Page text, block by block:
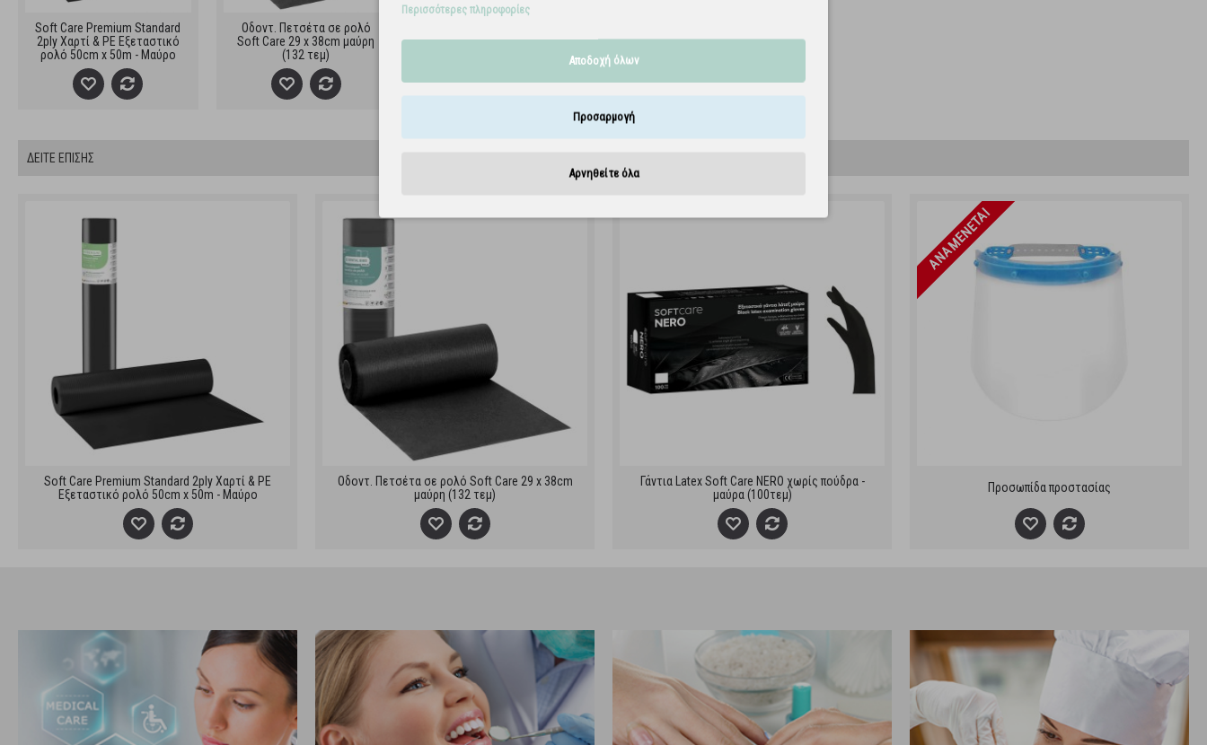
Soft Care Premium Standard
2ply Χαρτί & PE Εξεταστικό
ρολό 50cm x 50m - Μαύρο
Οδοντ. Πετσέτα σε ρολό
Soft Care 29 x 38cm μαύρη
(132 τεμ)
χωρίς πούδρα - μαύρα
ΔΕΙΤΕ ΕΠΙΣΗΣ
Soft Care Premium Standard 2ply Χαρτί & PE
Εξεταστικό ρολό 50cm x 50m - Μαύρο
Οδοντ. Πετσέτα σε ρολό Soft Care 29 x 38cm
μαύρη (132 τεμ)
Γάντια Latex Soft Care NERO χωρίς πούδρα -
μαύρα (100τεμ)
AΝΑΜΈΝΕΤΑΙ
Προσωπίδα προστασίας
Περισσότερες πληροφορίες
Αποδοχή όλων
Προσαρμογή
Αρνηθείτε όλα